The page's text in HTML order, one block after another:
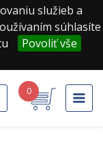
služieb a
súhlasíte
Povoliť vše
0